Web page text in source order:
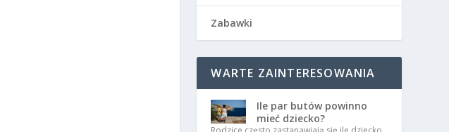
Zabawki
WARTE ZAINTERESOWANIA
Ile par butów powinno
mieć dziecko?